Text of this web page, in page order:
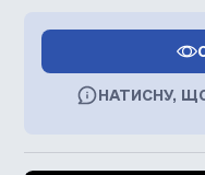
НАТИСНУ,